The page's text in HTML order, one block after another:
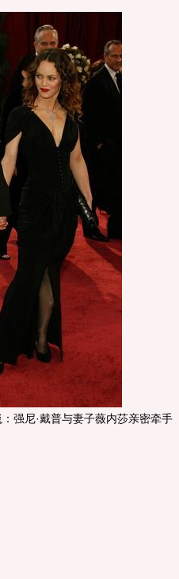
尼·戴普与妻子薇内莎亲密牵手